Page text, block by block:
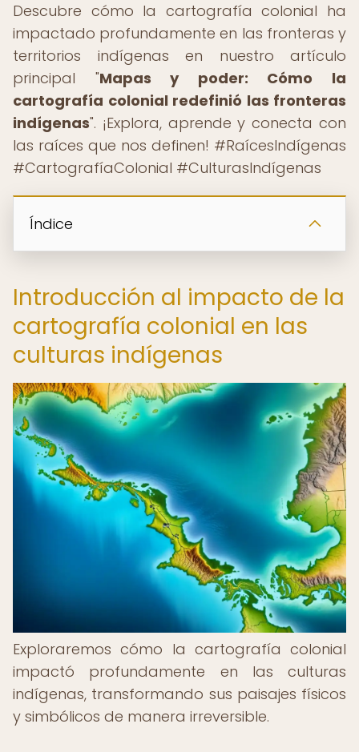
Descubre cómo la cartografía colonial ha
impactado profundamente en las fronteras y
territorios indígenas en nuestro artículo
principal "Mapas y poder: Cómo la
cartografía colonial redefinió las fronteras
indígenas". ¡Explora, aprende y conecta con
las raíces que nos definen! #RaícesIndígenas
#CartografíaColonial #CulturasIndígenas
Índice
Introducción al impacto de la
cartografía colonial en las
culturas indígenas
Exploraremos cómo la cartografía colonial
impactó profundamente en las culturas
indígenas, transformando sus paisajes físicos
y simbólicos de manera irreversible.